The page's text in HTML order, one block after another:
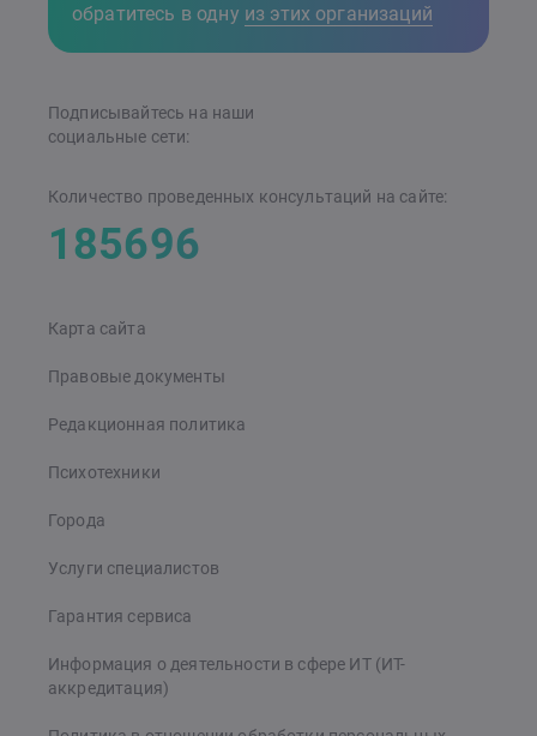
обратитесь в одну из этих организаций
Карта сайта
Правовые документы
Редакционная политика
Психотехники
Города
Услуги специалистов
Гарантия сервиса
Информация о деятельности в сфере ИТ (ИТ-
аккредитация)
Подписывайтесь на наши
cоциальные сети:
Количество проведенных консультаций на сайте:
185696